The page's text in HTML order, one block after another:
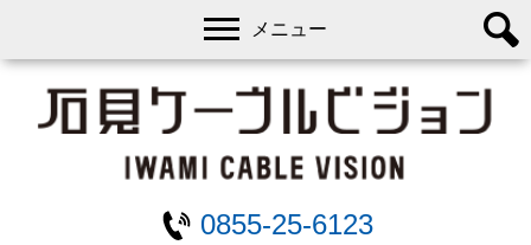
0855-25-6123
メニュー